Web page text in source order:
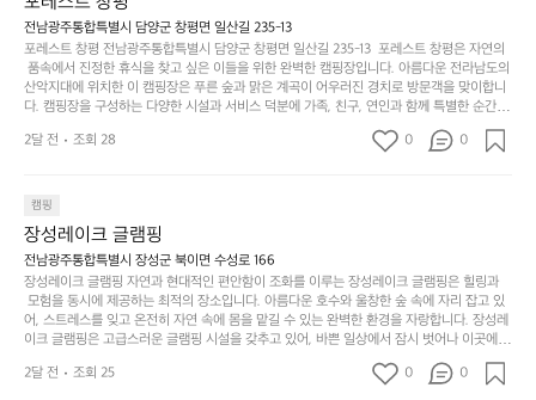
다.
그
럴
때
는
차
을
가
려
보
세
요.
고
다
니
고
싶
어
는
크
기,
무
게,
하
지
않
은
디
자
웃
도
어
의
경
무
좋
네
요
이
이
라
고
해
야
하
담양의 아름다운 자연과 함께, 건강한 레저 활동을 즐기며 행복한 캠핑 경험을 쌓으실 수 있
습니다. 하이글루에서 특별한 순간을 만끽해보세요. 따뜻한 햇살과 함께하는 아침, 상징적인
담양의 죽녹원과 함께 어우러진 저녁, 그리고 고요한 밤하늘 아래에서 별을 바라보며 나누는
이야기들은 여러분의 캠핑 여행을 더욱 특별하게 만들어 줄 것입니다.  인기 정도: ★★★★
★
전남광주통합특별시 담양군 창평면 일산길 235-13
포레스트 창평 전남광주통합특별시 담양군 창평면 일산길 235-13  포레스트 창평은 자연의
품속에서 진정한 휴식을 찾고 싶은 이들을 위한 완벽한 캠핑장입니다. 아름다운 전라남도의
산악지대에 위치한 이 캠핑장은 푸른 숲과 맑은 계곡이 어우러진 경치로 방문객을 맞이합니
다. 캠핑장을 구성하는 다양한 시설과 서비스 덕분에 가족, 친구, 연인과 함께 특별한 순간을
만들어갈 수 있는 최적의 공간이 됩니다.  포레스트 창평은 주말마다 직접 재배한 신선한 농
산물을 제공하는 캠핑장으로, 현지에서만 느낄 수 있는 자연의 맛을 경험할 수 있습니다. 또
으며 깊은 숙면을 취할 수 있는 기회를 제공합니다.  이곳은 자연과의 완벽한 조화를 이루며,
다채로운 야외 활동을 제공합니다. 특히 어린이들은 안전하게 놀 수 있는 놀이시설이 마련
되어 있어 부모님들과 함께 즐거운 시간을 보낼 수 있습니다. 주변의 다양한 관광지와 먹거
리를 탐험하는 재미도 포레스트 창평의 매력 중 하나입니다.  또한, 캠핑장을 방문한 후 지속
적으로 재방문하는 이들이 많아 인기가 날로 상승하고 있습니다. 포레스트 창평은 단순한 캠
핑 그 이상을 제공하며, 자연을 사랑하는 모든 이들에게 꼭 한번 경험해봐야 할 장소로 자리
잡았습니다.  인기 정도: ★★★★★
2달 전 조회 28 0 0
캠핑
장성레이크 글램핑
전남광주통합특별시 장성군 북이면 수성로 166
장성레이크 글램핑 자연과 현대적인 편안함이 조화를 이루는 장성레이크 글램핑은 힐링과
모험을 동시에 제공하는 최적의 장소입니다. 아름다운 호수와 울창한 숲 속에 자리 잡고 있
어, 스트레스를 잊고 온전히 자연 속에 몸을 맡길 수 있는 완벽한 환경을 자랑합니다. 장성레
이크 글램핑은 고급스러운 글램핑 시설을 갖추고 있어, 바쁜 일상에서 잠시 벗어나 이곳에
오면 사치스러운 휴식이 가능해집니다. 독립된 텐트에서 제공되는 특별한 불멍 공간은 소중
한 사람과 함께 따뜻한 이야기를 나눌 수 있는 소중한 시간을 만들어 줍니다. 또한, 주변의 자
2달 전 조회 25 0 0